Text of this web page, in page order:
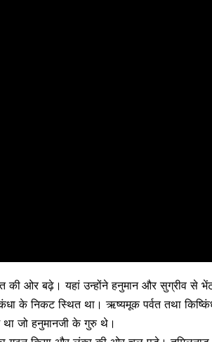
की ओर बढ़े। यहां उन्होंने हनुमान और सुग्रीव से
के निकट स्थित था। ऋष्यमूक पर्वत तथा
था जो हनुमानजी के गुरु थे।